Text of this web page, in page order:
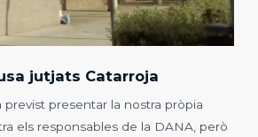
jutjats Catarroja
previst presentar la nostra pròpia
els responsables de la DANA, però